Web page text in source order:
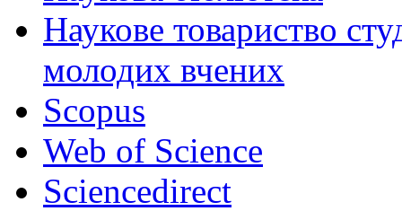
Наукове товариство
молодих вчених
Scopus
Web of Science
Sciencedirect